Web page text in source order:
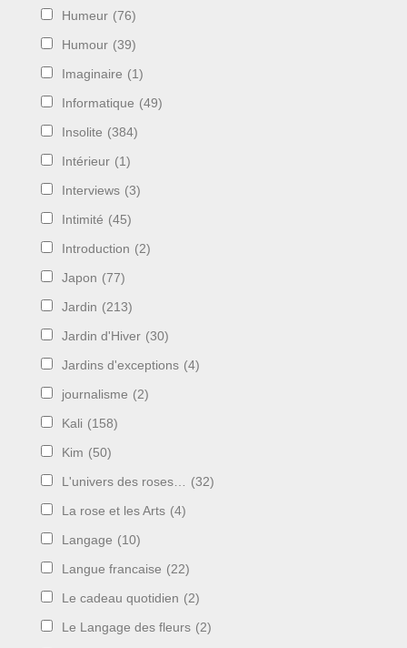
Humeur (76)
Humour (39)
Imaginaire (1)
Informatique (49)
Insolite (384)
Intérieur (1)
Interviews (3)
Intimité (45)
Introduction (2)
Japon (77)
Jardin (213)
Jardin d'Hiver (30)
Jardins d'exceptions (4)
journalisme (2)
Kali (158)
Kim (50)
L'univers des roses… (32)
La rose et les Arts (4)
Langage (10)
Langue francaise (22)
Le cadeau quotidien (2)
Le Langage des fleurs (2)